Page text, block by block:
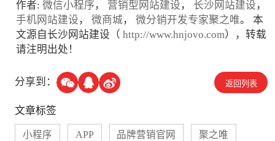
作者:微信小程序 ， 营销型网站建设 ， 长沙网站建设 ，
手机网站建设 ，微商城 ，微分销开发专家聚之唯。 本
文源自长沙网站建设（http://www.hnjovo.com），转载
请注明出处！
分享到： 返回列表
文章标签
小程序 APP 品牌营销官网 聚之唯